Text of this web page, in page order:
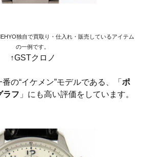
独自で買取り・仕入れ・販売しているアイテム
の一例です。
↑GSTクロノ
の“イケメン”モデルである、「ポ
ラフ 」にも高い評価をしています。